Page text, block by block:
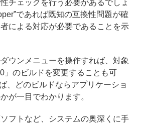
チェックを行う必要があるでしょ
であれば既知の互換性問題が確
による対応が必要であることを示
ウンメニューを操作すれば、対象
」のビルドを変更することも可
、どのビルドならアプリケーショ
が一目でわかります。
フトなど、システムの奥深くに手